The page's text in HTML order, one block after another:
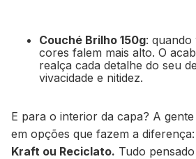
Couché Brilho 150g: quando
cores falem mais alto. O
realça cada detalhe do seu
vivacidade e nitidez.
E para o interior da capa? A
em opções que fazem a diferença:
Kraft ou Reciclato. Tudo